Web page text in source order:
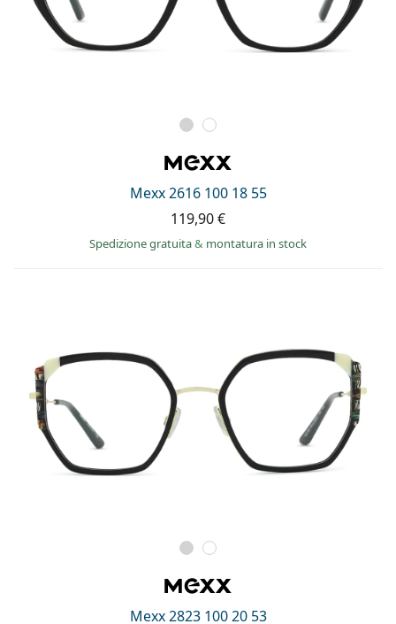
Mexx 2616 100 18 55
119,90 €
Spedizione gratuita& montatura in stock
Mexx 2823 100 20 53